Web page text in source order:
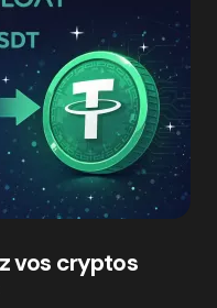
vos cryptos